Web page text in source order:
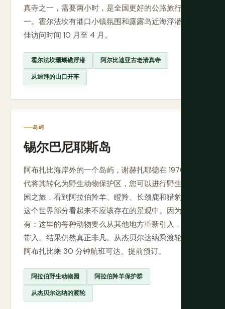
真寺之一，需要两小时，是全国更好的公路旅行之
一。霍尔法坎有港口小镇氛围和露露岛近海浮潜。最
佳访问时间 10 月至 4 月。
霍尔法坎珊瑚礁浮潜 阿尔比迪亚古老清真寺
从迪拜的山口开车
岛屿
锡尔巴尼耶斯岛
阿布扎比海岸外的一个岛屿，谢赫扎耶德在 1970 年
代将其转化为野生动物保护区，您可以进行野生动物
园之旅，看到阿拉伯羚羊、瞪羚、长颈鹿和猎豹，在
这个世界部分看起来不应该存在的景观中。因为它没
有：这里的每种动物要么从其他地方重新引入，要么
带入。结果仍然真正非凡。从杰贝尔达纳乘渡轮或从
阿布扎比乘 30 分钟航班可达。提前预订。
阿拉伯野生动物园 阿拉伯羚羊保护群
从杰贝尔达纳的渡轮